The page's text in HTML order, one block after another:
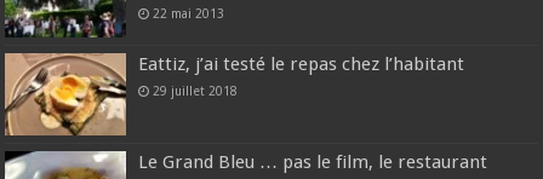
22 mai 2013
Eattiz, j’ai testé le repas chez l’habitant
29 juillet 2018
Le Grand Bleu … pas le film, le restaurant